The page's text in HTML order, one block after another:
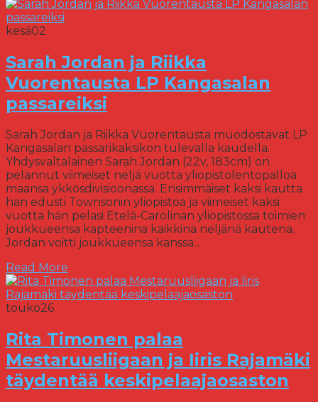
kesä02
Sarah Jordan ja Riikka
Vuorentausta LP Kangasalan
passareiksi
Sarah Jordan ja Riikka Vuorentausta muodostavat LP
Kangasalan passarikaksikon tulevalla kaudella.
Yhdysvaltalainen Sarah Jordan (22v, 183cm) on
pelannut viimeiset neljä vuotta yliopistolentopalloa
maansa ykkösdivisioonassa. Ensimmäiset kaksi kautta
hän edusti Townsonin yliopistoa ja viimeiset kaksi
vuotta hän pelasi Etelä-Carolinan yliopistossa toimien
joukkueensa kapteenina kaikkina neljänä kautena.
Jordan voitti joukkueensa kanssa...
Read More
touko26
Rita Timonen palaa
Mestaruusliigaan ja Iiris Rajamäki
täydentää keskipelaajaosaston